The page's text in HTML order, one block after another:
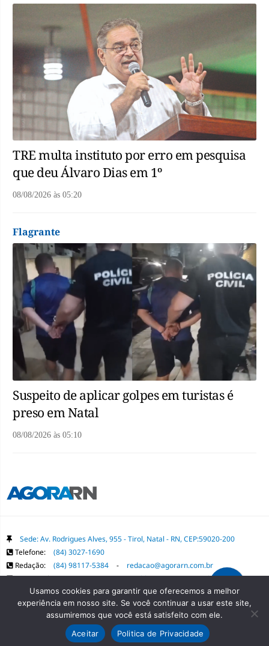
TRE multa instituto por erro em pesquisa
que deu Álvaro Dias em 1º
08/08/2026 às 05:20
Flagrante
Suspeito de aplicar golpes em turistas é
preso em Natal
08/08/2026 às 05:10
Sede: Av. Rodrigues Alves, 955 - Tirol, Natal - RN, CEP:59020-200
Telefone:
(84) 3027-1690
Redação:
(84) 98117-5384 -
redacao@agorarn.com.br
Comercial: (84) 98117-1718 - publica@agorarn.com.br
Copyright Grupo Agora RN. Todos os direitos reservados. É proibida a
reprodução do conteúdo desta página em qualquer meio de comunicação,
eletrônico ou impresso, sem autorização prévia.
Usamos cookies para garantir que oferecemos a melhor
experiência em nosso site. Se você continuar a usar este site,
assumiremos que você está satisfeito com ele.
Aceitar
Politica de Privacidade